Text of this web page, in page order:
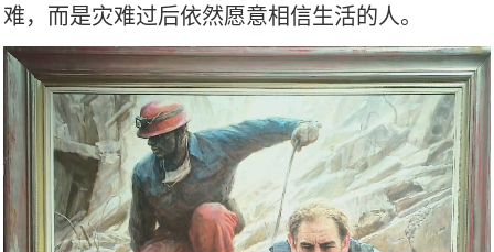
难，而是灾难过后依然愿意相信生活的人。